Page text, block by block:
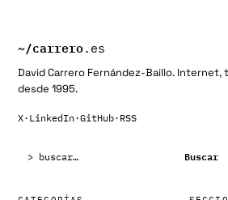
~/carrero.es
David Carrero Fernández-Baillo.
desde 1995.
X· LinkedIn·GitHub· RSS
Buscar